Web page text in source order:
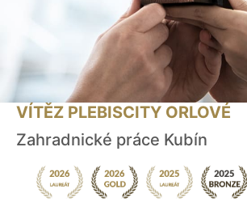
VÍTĚZ PLEBISCITY ORLOVÉ
Zahradnické práce Kubín